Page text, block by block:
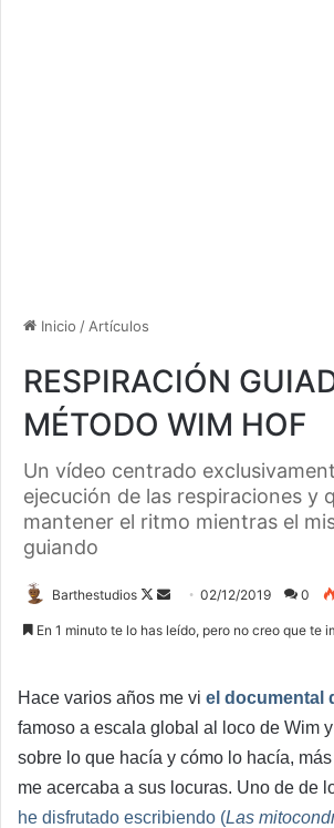
Inicio / Artículos
RESPIRACIÓN
MÉTODO WIM HOF
Un vídeo centrado
ejecución de las respiraciones y
mantener el ritmo mientras el
guiando
Barthestudios
Follow
Send02/12/2019 0
En 1 minuto te lo has leído, pero no creo que te
Hace varios años me vi el documental
famoso a escala global al loco de Wim
sobre lo que hacía y cómo lo hacía,
me acercaba a sus locuras. Uno de de
he disfrutado escribiendo (Las